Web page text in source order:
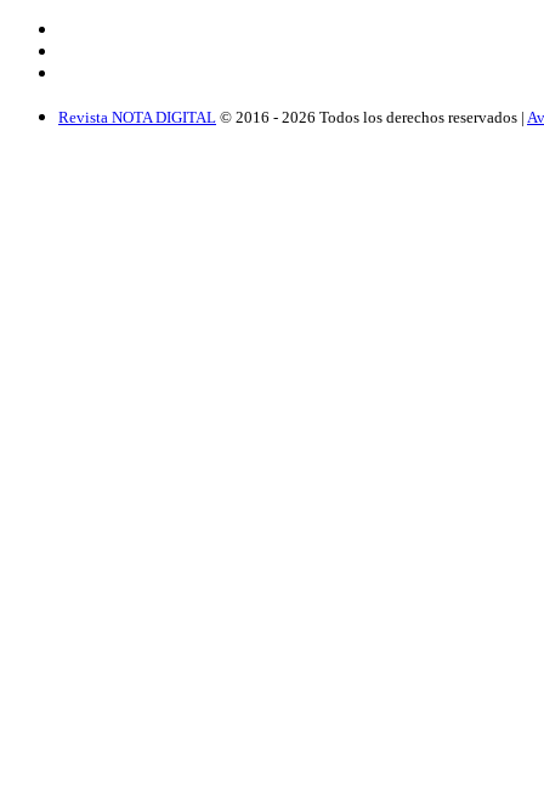
Revista NOTA DIGITAL © 2016 - 2026 Todos los derechos reservados |